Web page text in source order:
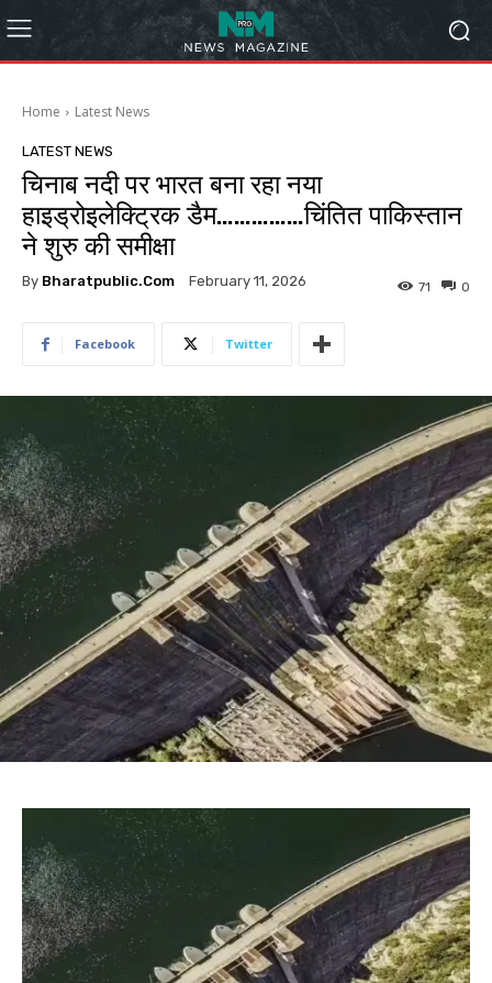
Home Latest News
LATEST NEWS
चिनाब नदी पर भारत बना रहा नया
हाइड्रोइलेक्ट्रिक डैम……………चिंतित पाकिस्तान
ने शुरु की समीक्षा
By Bharatpublic.com February 11, 2026 0
71
Facebook Twitter